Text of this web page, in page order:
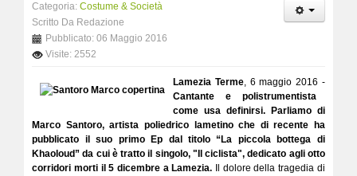
Categoria:Costume & Società
Scritto Da Redazione
Pubblicato: 06 Maggio 2016
Visite: 2552
Lamezia Terme, 6 maggio 2016 -
Cantante e polistrumentista
come usa definirsi. Parliamo di
Marco Santoro, artista poliedrico lametino che di recente ha
pubblicato il suo primo Ep dal titolo “La piccola bottega di
Khaoloud” da cui è tratto il singolo, "Il ciclista", dedicato agli otto
corridori morti il 5 dicembre a Lamezia. Il dolore della tragedia di